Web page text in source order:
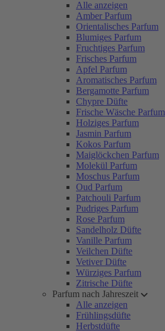
Alle anzeigen
Amber Parfum
Orientalisches Parfum
Blumiges Parfum
Fruchtiges Parfum
Frisches Parfum
Apfel Parfum
Aromatisches Parfum
Bergamotte Parfum
Chypre Düfte
Frische Wäsche Parfum
Holziges Parfum
Jasmin Parfum
Kokos Parfum
Maiglöckchen Parfum
Molekül Parfum
Moschus Parfum
Oud Parfum
Patchouli Parfum
Pudriges Parfum
Rose Parfum
Sandelholz Düfte
Vanille Parfum
Veilchen Düfte
Vetiver Düfte
Würziges Parfum
Zitrische Düfte
Parfum nach Jahreszeit
Alle anzeigen
Frühlingsdüfte
Herbstdüfte